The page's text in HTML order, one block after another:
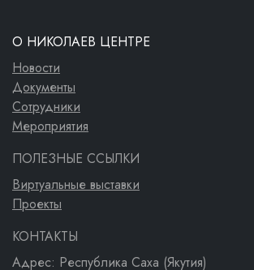
О НИКОЛАЕВ ЦЕНТРЕ
Новости
Документы
Сотрудники
Мероприятия
ПОЛЕЗНЫЕ ССЫЛКИ
Виртуальные выставки
Проекты
КОНТАКТЫ
Адрес: Республика Саха (Якутия)